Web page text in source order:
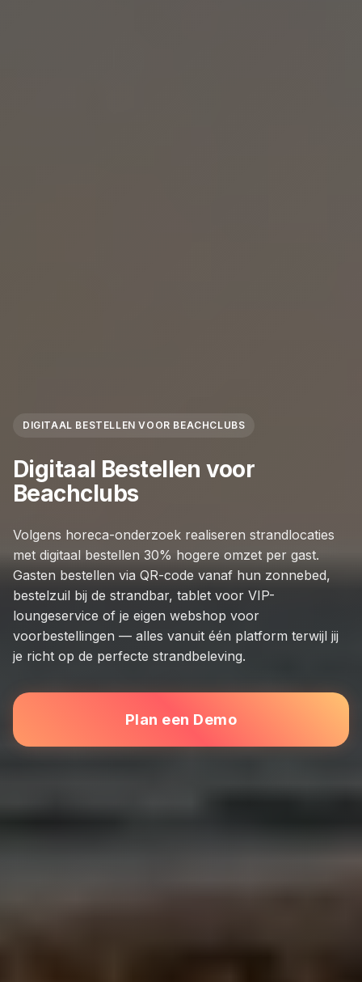
DIGITAAL BESTELLEN VOOR BEACHCLUBS
Digitaal Bestellen voor
Beachclubs
Volgens horeca-onderzoek realiseren strandlocaties
met digitaal bestellen 30% hogere omzet per gast.
Gasten bestellen via QR-code vanaf hun zonnebed,
bestelzuil bij de strandbar, tablet voor VIP-
loungeservice of je eigen webshop voor
voorbestellingen — alles vanuit één platform terwijl jij
je richt op de perfecte strandbeleving.
Plan een Demo